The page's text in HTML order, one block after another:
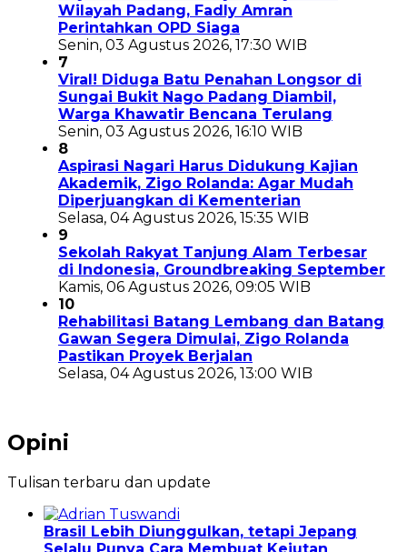
Wilayah Padang, Fadly Amran
Perintahkan OPD Siaga
Senin, 03 Agustus 2026, 17:30 WIB
7
Viral! Diduga Batu Penahan Longsor di
Sungai Bukit Nago Padang Diambil,
Warga Khawatir Bencana Terulang
Senin, 03 Agustus 2026, 16:10 WIB
8
Aspirasi Nagari Harus Didukung Kajian
Akademik, Zigo Rolanda: Agar Mudah
Diperjuangkan di Kementerian
Selasa, 04 Agustus 2026, 15:35 WIB
9
Sekolah Rakyat Tanjung Alam Terbesar
di Indonesia, Groundbreaking September
Kamis, 06 Agustus 2026, 09:05 WIB
10
Rehabilitasi Batang Lembang dan Batang
Gawan Segera Dimulai, Zigo Rolanda
Pastikan Proyek Berjalan
Selasa, 04 Agustus 2026, 13:00 WIB
Opini
Tulisan terbaru dan update
Brasil Lebih Diunggulkan, tetapi Jepang